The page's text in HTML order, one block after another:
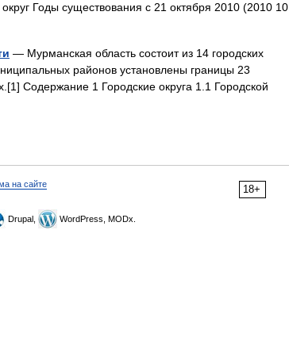
Годы существования с 21 октября 2010 (2010 10
— Мурманская область состоит из 14 городских
районов установлены границы 23
Содержание 1 Городские округа 1.1 Городской
18+
на сайте
Drupal, WordPress, MODx.